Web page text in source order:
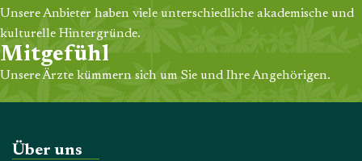
Unsere Anbieter haben viele unterschiedliche akademische und
kulturelle Hintergründe.
Mitgefühl
Unsere Ärzte kümmern sich um Sie und Ihre Angehörigen.
Über uns